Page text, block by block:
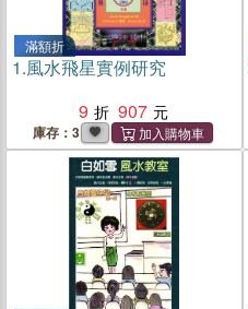
滿額折
1.風水飛星實例研究
9
907
庫存：3